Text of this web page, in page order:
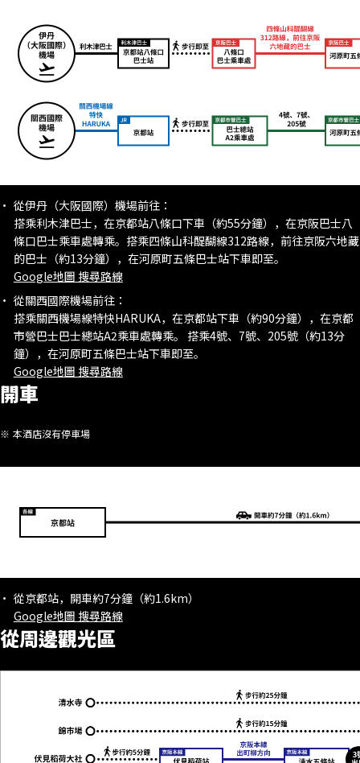
從伊丹（大阪國際）機場前往：
搭乘利木津巴士，在京都站八條口下車（約55分鐘），在京阪巴士八
條口巴士乘車處轉乘。搭乘四條山科醍醐線312路線，前往京阪六地藏
的巴士（約13分鐘），在河原町五條巴士站下車即至。
Google地圖 搜尋路線
從關西國際機場前往：
搭乘關西機場線特快HARUKA，在京都站下車（約90分鐘），在京都
市營巴士巴士總站A2乘車處轉乘。 搭乘4號、7號、205號（約13分
鐘），在河原町五條巴士站下車即至。
Google地圖 搜尋路線
開車
本酒店沒有停車場
從京都站，開車約7分鐘（約1.6km）
Google地圖 搜尋路線
從周邊觀光區